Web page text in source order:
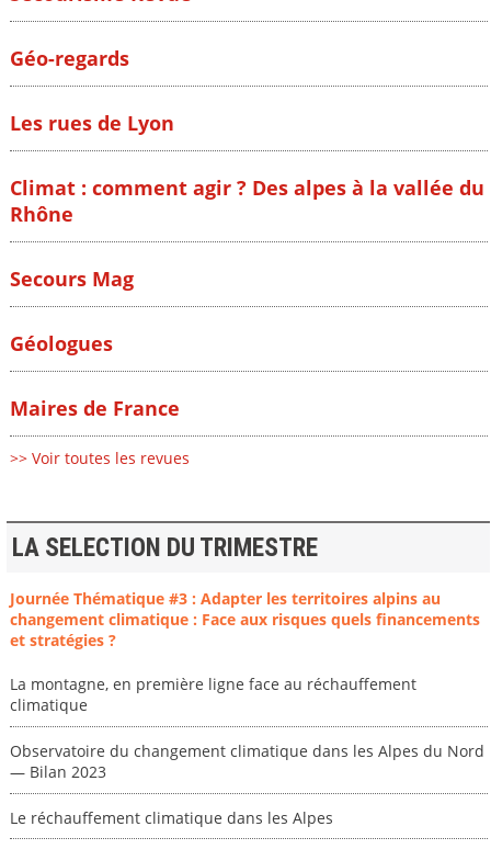
Géo-regards
Les rues de Lyon
Climat : comment agir ? Des alpes à la vallée du
Rhône
Secours Mag
Géologues
Maires de France
>> Voir toutes les revues
LA SELECTION DU TRIMESTRE
Journée Thématique #3 : Adapter les territoires alpins au
changement climatique : Face aux risques quels financements
et stratégies ?
La montagne, en première ligne face au réchauffement
climatique
Observatoire du changement climatique dans les Alpes du Nord
— Bilan 2023
Le réchauffement climatique dans les Alpes